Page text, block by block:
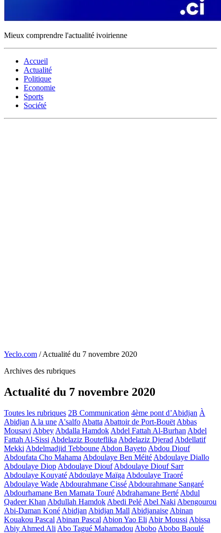
Mieux comprendre l'actualité ivoirienne
Accueil
Actualité
Politique
Economie
Sports
Société
Yeclo.com / Actualité du 7 novembre 2020
Archives des rubriques
Actualité du 7 novembre 2020
Toutes les rubriques 2B Communication 4ème pont d’Abidjan À
Abidjan A la une A'salfo Abatta Abattoir de Port-Bouët Abbas
Mousavi Abbey Abdalla Hamdok Abdel Fattah Al-Burhan Abdel
Fattah Al-Sissi Abdelaziz Bouteflika Abdelaziz Djerad Abdellatif
Mekki Abdelmadjid Tebboune Abdon Bayeto Abdou Diouf
Abdoufata Cho Mahama Abdoulaye Ben Méité Abdoulaye Diallo
Abdoulaye Diop Abdoulaye Diouf Abdoulaye Diouf Sarr
Abdoulaye Kouyaté Abdoulaye Maïga Abdoulaye Traoré
Abdoulaye Wade Abdourahmane Cissé Abdourahmane Sangaré
Abdourhamane Ben Mamata Touré Abdrahamane Berté Abdul
Qadeer Khan Abdullah Hamdok Abedi Pelé Abel Naki Abengourou
Abi-Daman Koné Abidjan Abidjan Mall Abidjanaise Abinan
Kouakou Pascal Abinan Pascal Abion Yao Eli Abir Moussi Abissa
Abiy Ahmed Ali Abo Tagué Mahamadou Abobo Abobo Baoulé